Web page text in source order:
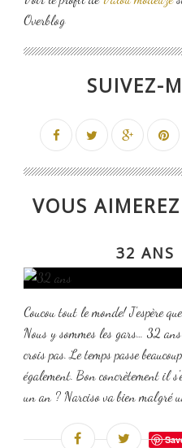
Overblog
SUIVEZ-
VOUS
32 ANS
Coucou tout le monde! J'espère
Nous y sommes les gars… 32
crois pas. Le temps passe
également. Bon concrètement il
un an ? Narciso va bien malgré